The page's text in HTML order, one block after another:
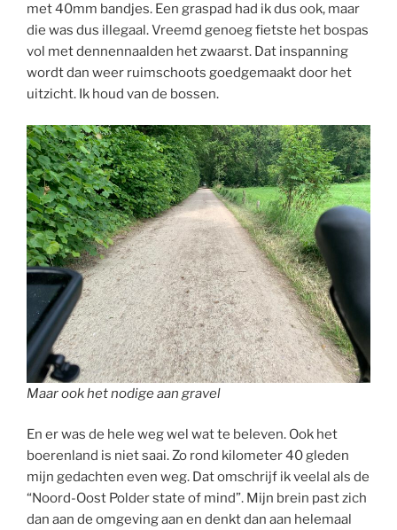
met 40mm bandjes. Een graspad had ik dus ook, maar
die was dus illegaal. Vreemd genoeg fietste het bospas
vol met dennennaalden het zwaarst. Dat inspanning
wordt dan weer ruimschoots goedgemaakt door het
uitzicht. Ik houd van de bossen.
Maar ook het nodige aan gravel
En er was de hele weg wel wat te beleven. Ook het
boerenland is niet saai. Zo rond kilometer 40 gleden
mijn gedachten even weg. Dat omschrijf ik veelal als de
“Noord-Oost Polder state of mind”. Mijn brein past zich
dan aan de omgeving aan en denkt dan aan helemaal